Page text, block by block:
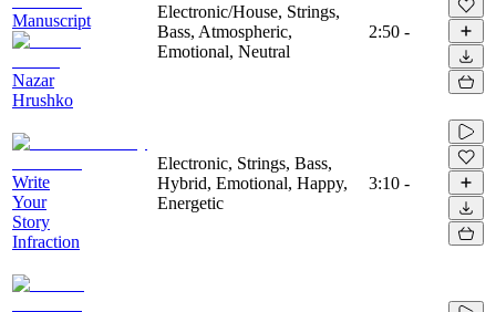
Manuscript
Nazar
Hrushko
Electronic/House, Strings,
Bass, Atmospheric,
Emotional, Neutral
2:50 -
Write
Your
Story
Infraction
Electronic, Strings, Bass,
Hybrid, Emotional, Happy,
Energetic
3:10 -